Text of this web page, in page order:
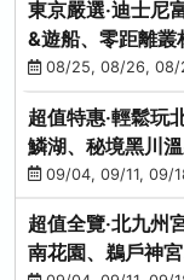
東京嚴選‧迪士尼
&遊船、零距離叢
08/25, 08/26, 08/
超值特惠‧輕鬆玩
鱗湖、秘境黑川
發09/04, 09/11, 09/
超值全覽‧北九州
南花園、鵜戶神